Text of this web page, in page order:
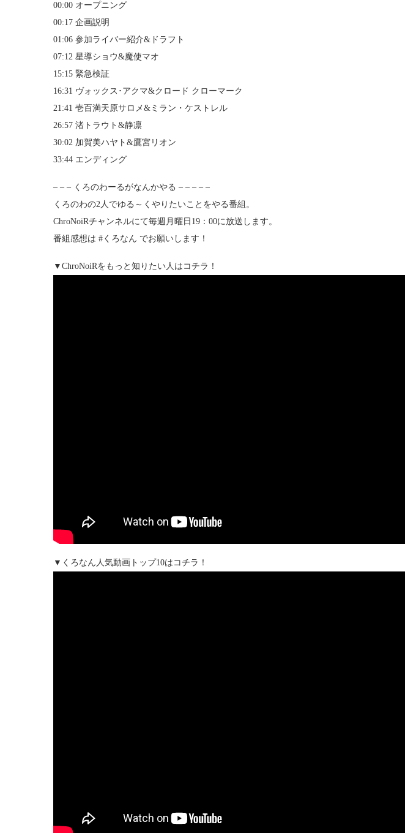
00:00 オープニング
00:17 企画説明
01:06 参加ライバー紹介&ドラフト
07:12 星導ショウ&魔使マオ
15:15 緊急検証
16:31 ヴォックス･アクマ&クロード クローマーク
21:41 壱百満天原サロメ&ミラン・ケストレル
26:57 渚トラウト&静凛
30:02 加賀美ハヤト&鷹宮リオン
33:44 エンディング
– – – くろのわーるがなんかやる – – – – –
くろのわの2人でゆる～くやりたいことをやる番組。
ChroNoiRチャンネルにて毎週月曜日19：00に放送します。
番組感想は #くろなん でお願いします！
▼ChroNoiRをもっと知りたい人はコチラ！
▼くろなん人気動画トップ10はコチラ！